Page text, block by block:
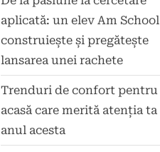
aplicată: un elev Am School
construiește și pregătește
lansarea unei rachete
Trenduri de confort pentru
acasă care merită atenția ta
anul acesta